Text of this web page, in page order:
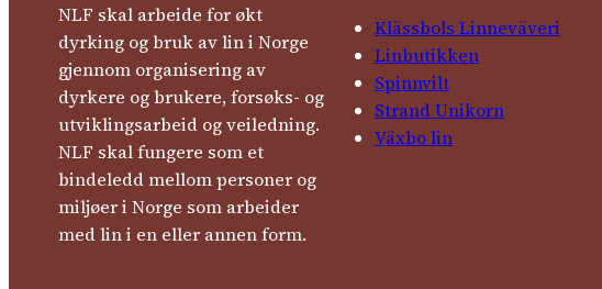
NLF skal arbeide for økt
dyrking og bruk av lin i Norge
gjennom organisering av
dyrkere og brukere, forsøks- og
utviklingsarbeid og veiledning.
NLF skal fungere som et
bindeledd mellom personer og
miljøer i Norge som arbeider
med lin i en eller annen form.
Klässbols Linne­väveri
Linbutikken
Spinnvilt
Strand Unikorn
Växbo lin